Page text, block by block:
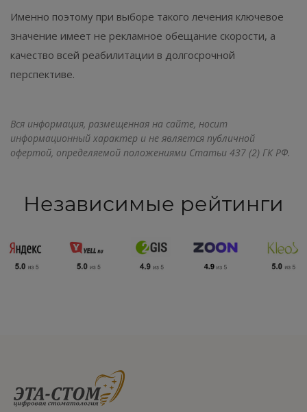
Именно поэтому при выборе такого лечения ключевое
значение имеет не рекламное обещание скорости, а
качество всей реабилитации в долгосрочной
перспективе.
Вся информация, размещенная на сайте, носит
информационный характер и не является публичной
офертой, определяемой положениями Статьи 437 (2) ГК РФ.
Независимые рейтинги